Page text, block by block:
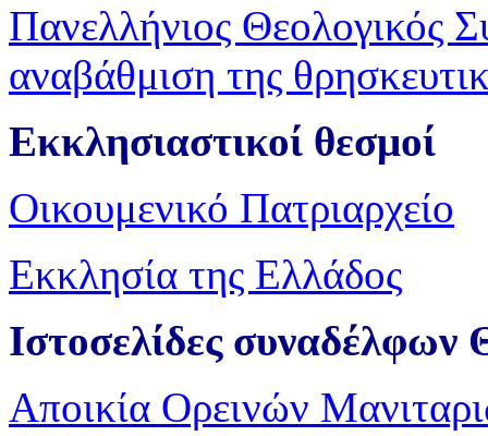
Πανελλήνιος Θεολογικός
αναβάθμιση της
Εκκλησιαστικοί θεσμοί
Οικουμενικό Πατριαρχείο
Εκκλησία της Ελλάδος
Ιστοσελίδες συναδέλφων
Αποικία Ορεινών